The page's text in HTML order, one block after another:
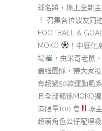
球名將，換上全新
！ 召集各位波友同
FOOTBALL &
MOKO
！中庭化
場
，由米奇老鼠
最強團隊，帶大家
有超過50款運動風
且全部都係MOKO
港限量100 隻
嘅
超萌角色公仔配埋